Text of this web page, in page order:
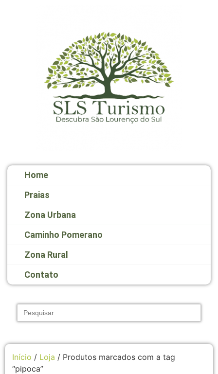
Home
Praias
Zona Urbana
Caminho Pomerano
Zona Rural
Contato
Search
for:
Início / Loja / Produtos marcados com a tag
“pipoca”